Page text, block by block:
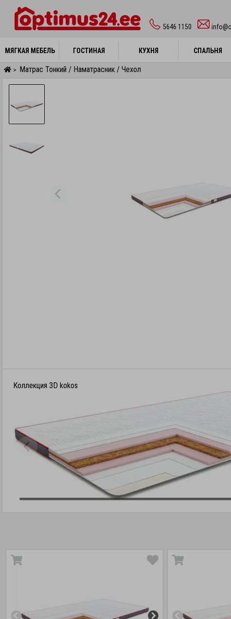
5646 1150
МЯГКАЯ МЕБЕЛЬ ГОСТИНАЯ КУХНЯ СПАЛЬНЯ
МЯГКАЯ МЕБЕЛЬ ГОСТИНАЯ КУХНЯ СПАЛЬНЯ
> Матрас Тонкий / Наматрасник / Чехол
Коллекция 3D kokos